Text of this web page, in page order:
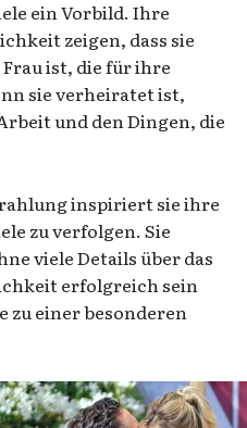
ein Vorbild. Ihre
zeigen, dass sie
ist, die für ihre
sie verheiratet ist,
und den Dingen, die
inspiriert sie ihre
zu verfolgen. Sie
viele Details über das
erfolgreich sein
zu einer besonderen